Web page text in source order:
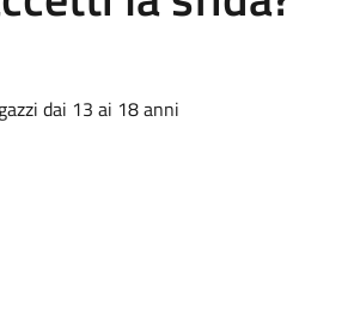
dai 13 ai 18 anni